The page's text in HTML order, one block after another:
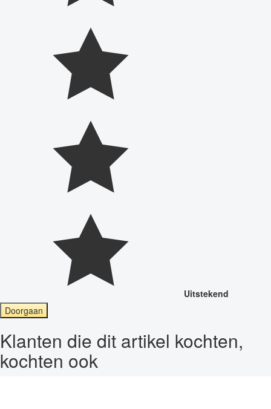
Uitstekend
Doorgaan
Klanten die dit artikel kochten,
kochten ook